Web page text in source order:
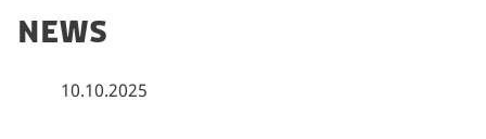
news
10.10.2025